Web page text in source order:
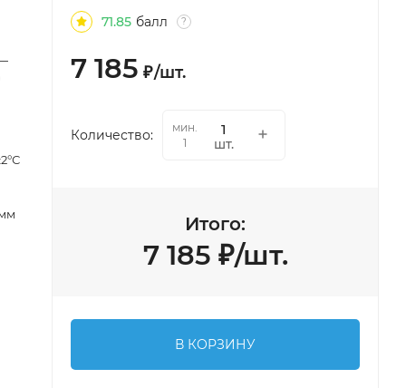
71.85 балл ?
7 185 ₽/шт.
Количество:
мин.
1
шт.
Итого:
7 185 ₽/шт.
В КОРЗИНУ